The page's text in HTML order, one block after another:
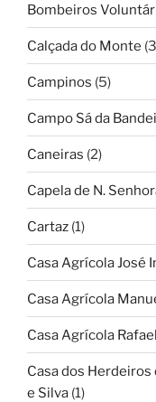
Bombeiros
Calçada do Monte
Campinos (5)
Campo Sá da
Caneiras (2)
Capela de N.
Cartaz (1)
Casa Agrícola José
Casa Agrícola
Casa Agrícola
Casa dos
e Silva (1)